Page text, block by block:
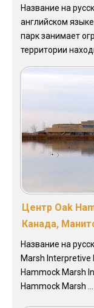
Название на
английском
парк занимает
территории
Центр Oak
Канада,
Название на
Marsh Interpretive
Hammock Marsh
Hammock Marsh ...